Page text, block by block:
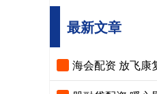
最新文章
海会配资 放飞康